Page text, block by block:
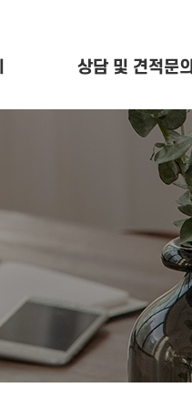
상담 및 견적문의